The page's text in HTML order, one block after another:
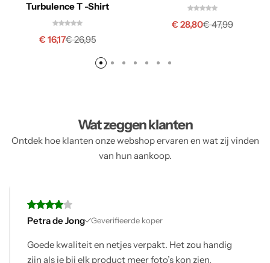
Turbulence T -Shirt
€26,95
€ 16,17
€47,99
€ 28,80
Wat zeggen klanten
Ontdek hoe klanten onze webshop ervaren en wat zij vinden
van hun aankoop.
Karin Geverifieerde koper
Mijn bestelling was compleet en op tijd, alles
volgens verwachting